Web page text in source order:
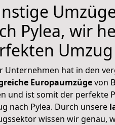
Pylea, wir
Umzug
Unternehmen hat in den
Europaumzügevon
und ist somit der perfekte
nach Pylea. Durch unsere
wissen wir genau,